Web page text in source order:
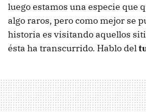
luego estamos una especie que
algo raros, pero como mejor se
historia es visitando aquellos
ésta ha transcurrido. Hablo del